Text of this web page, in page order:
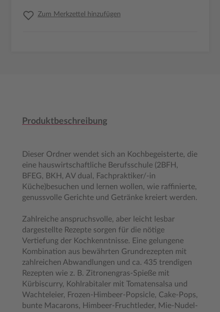
Zum Merkzettel hinzufügen
Produktbeschreibung
Dieser Ordner wendet sich an Kochbegeisterte, die
eine hauswirtschaftliche Berufsschule (2BFH,
BFEG, BKH, AV dual, Fachpraktiker/-in
Küche)besuchen und lernen wollen, wie raffinierte,
genussvolle Gerichte und Getränke kreiert werden.
Zahlreiche anspruchsvolle, aber leicht lesbar
dargestellte Rezepte sorgen für die nötige
Vertiefung der Kochkenntnisse. Eine gelungene
Kombination aus bewährten Grundrezepten mit
zahlreichen Abwandlungen und ca. 435 trendigen
Rezepten wie z. B. Zitronengras-Spieße mit
Kürbiscurry, Kohlrabitaler mit Tomatensalsa und
Wachteleier, Frozen-Himbeer-Popsicle, Cake-Pops,
bunte Macarons, Himbeer-Fruchtleder, Mie-Nudel-